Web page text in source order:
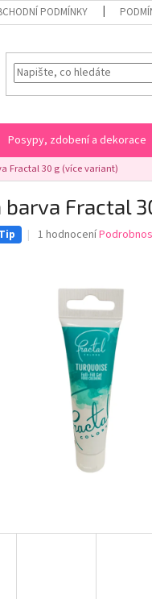
PODMÍNKY
Posypy, zdobení a dekorace
Fractal 30 g (více variant)
barva Fractal
Tip
Průměrné
hvězdiček.
1 hodnocení